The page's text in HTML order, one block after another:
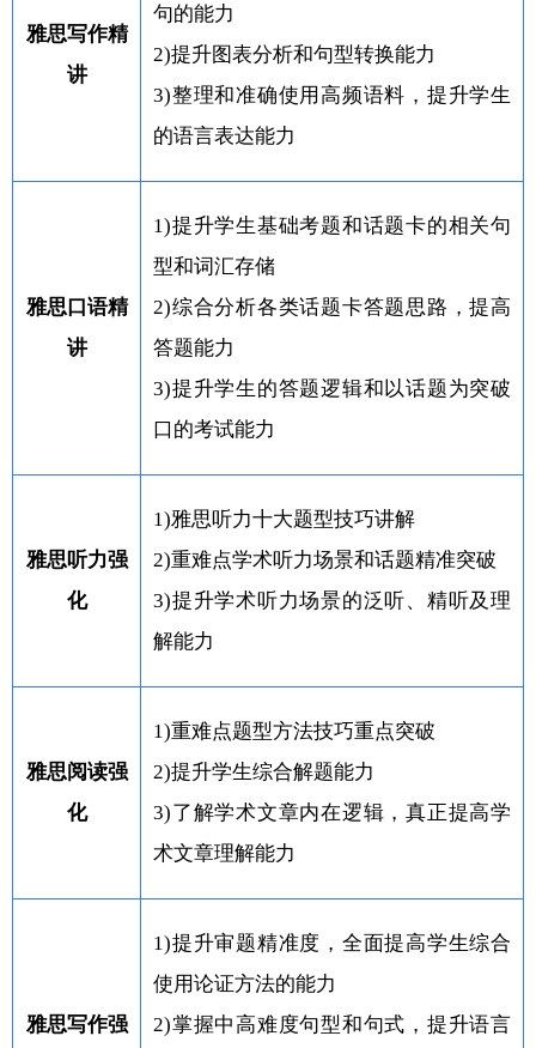
雅思写作精
讲
句的能力
2)提升图表分析和句型转换能力
3)整理和准确使用高频语料，提升学生
的语言表达能力
雅思口语精
讲
1)提升学生基础考题和话题卡的相关句
型和词汇存储
2)综合分析各类话题卡答题思路，提高
答题能力
3)提升学生的答题逻辑和以话题为突破
口的考试能力
雅思听力强
化
1)雅思听力十大题型技巧讲解
2)重难点学术听力场景和话题精准突破
3)提升学术听力场景的泛听、精听及理
解能力
雅思阅读强
化
1)重难点题型方法技巧重点突破
2)提升学生综合解题能力
3)了解学术文章内在逻辑，真正提高学
术文章理解能力
雅思写作强
1)提升审题精准度，全面提高学生综合
使用论证方法的能力
2)掌握中高难度句型和句式，提升语言